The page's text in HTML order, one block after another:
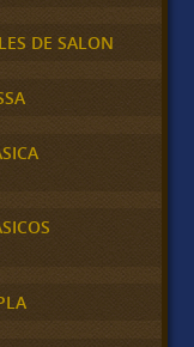
DE SALON